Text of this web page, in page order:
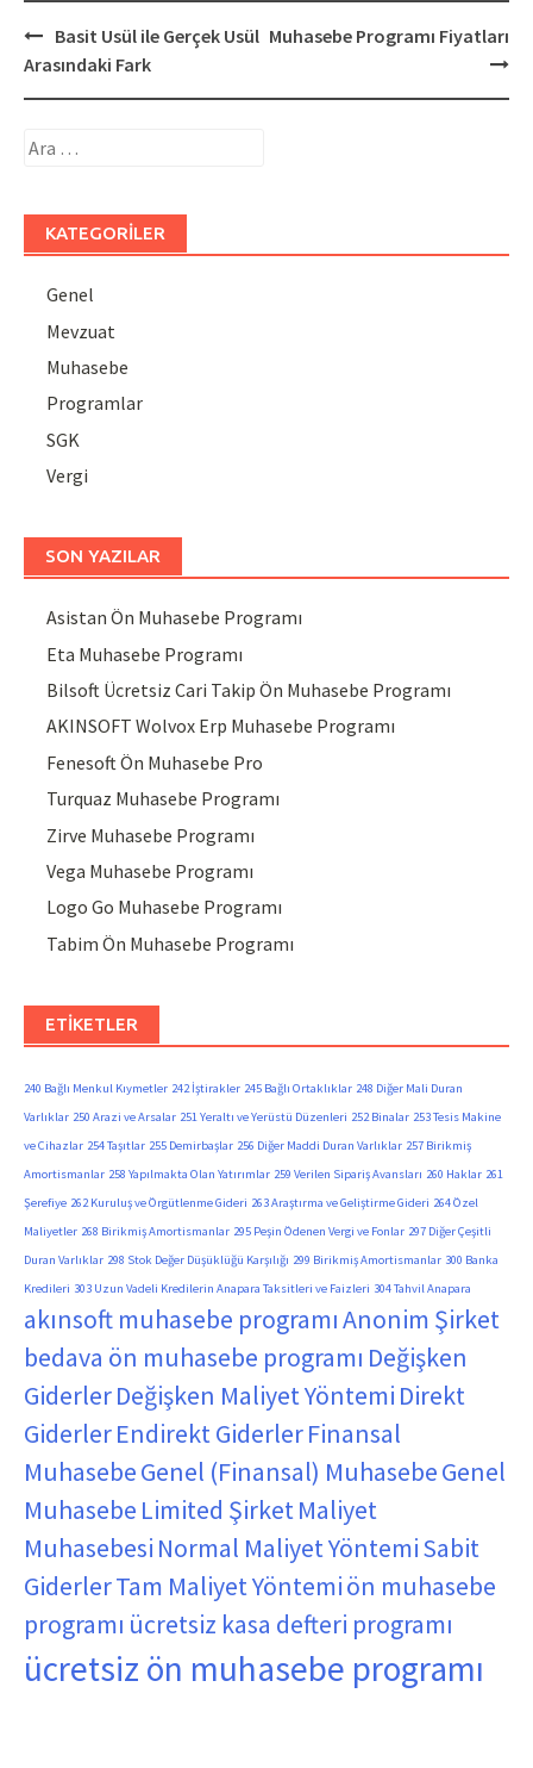
Post
navigation
Basit Usül ile Gerçek Usül
Arasındaki Fark
Muhasebe Programı Fiyatları
Arama:
KATEGORILER
Genel
Mevzuat
Muhasebe
Programlar
SGK
Vergi
SON YAZILAR
Asistan Ön Muhasebe Programı
Eta Muhasebe Programı
Bilsoft Ücretsiz Cari Takip Ön Muhasebe Programı
AKINSOFT Wolvox Erp Muhasebe Programı
Fenesoft Ön Muhasebe Pro
Turquaz Muhasebe Programı
Zirve Muhasebe Programı
Vega Muhasebe Programı
Logo Go Muhasebe Programı
Tabim Ön Muhasebe Programı
ETIKETLER
240 Bağlı Menkul Kıymetler 242 İştirakler 245 Bağlı Ortaklıklar 248 Diğer Mali Duran
Varlıklar 250 Arazi ve Arsalar 251 Yeraltı ve Yerüstü Düzenleri 252 Binalar 253 Tesis Makine
ve Cihazlar 254 Taşıtlar 255 Demirbaşlar 256 Diğer Maddi Duran Varlıklar 257 Birikmiş
Amortismanlar 258 Yapılmakta Olan Yatırımlar 259 Verilen Sipariş Avansları 260 Haklar 261
Şerefiye 262 Kuruluş ve Örgütlenme Gideri 263 Araştırma ve Geliştirme Gideri 264 Özel
Maliyetler 268 Birikmiş Amortismanlar 295 Peşin Ödenen Vergi ve Fonlar 297 Diğer Çeşitli
Duran Varlıklar 298 Stok Değer Düşüklüğü Karşılığı 299 Birikmiş Amortismanlar 300 Banka
Kredileri 303 Uzun Vadeli Kredilerin Anapara Taksitleri ve Faizleri 304 Tahvil Anapara
akınsoft muhasebe programıAnonim Şirket
bedava ön muhasebe programı Değişken
GiderlerDeğişken Maliyet Yöntemi Direkt
GiderlerEndirekt GiderlerFinansal
MuhasebeGenel (Finansal) MuhasebeGenel
Muhasebe Limited ŞirketMaliyet
Muhasebesi Normal Maliyet YöntemiSabit
GiderlerTam Maliyet Yöntemiön muhasebe
programı ücretsiz kasa defteri programı
ücretsiz ön muhasebe programı